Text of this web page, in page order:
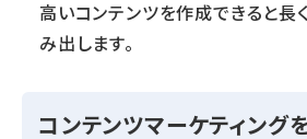
高いコンテンツを作成できると長
み出します。
コンテンツマーケティング